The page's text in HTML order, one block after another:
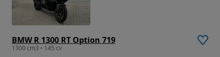
BMW R 1300 RT Option 719
1300 cm3 • 145 cv